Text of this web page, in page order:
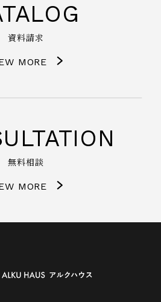
資料請求
MORE
無料相談
MORE